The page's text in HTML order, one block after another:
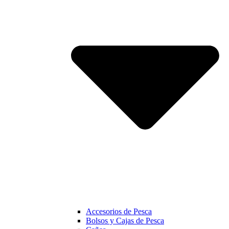
Accesorios de Pesca
Bolsos y Cajas de Pesca